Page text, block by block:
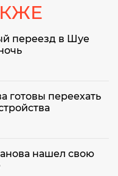
переезд в Шуе
готовы переехать
нашел свою